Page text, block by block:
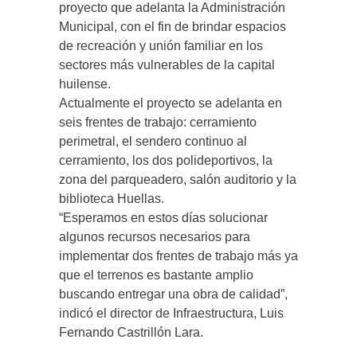
proyecto que adelanta la Administración
Municipal, con el fin de brindar espacios
de recreación y unión familiar en los
sectores más vulnerables de la capital
huilense.
Actualmente el proyecto se adelanta en
seis frentes de trabajo: cerramiento
perimetral, el sendero continuo al
cerramiento, los dos polideportivos, la
zona del parqueadero, salón auditorio y la
biblioteca Huellas.
“Esperamos en estos días solucionar
algunos recursos necesarios para
implementar dos frentes de trabajo más ya
que el terrenos es bastante amplio
buscando entregar una obra de calidad”,
indicó el director de Infraestructura, Luis
Fernando Castrillón Lara.